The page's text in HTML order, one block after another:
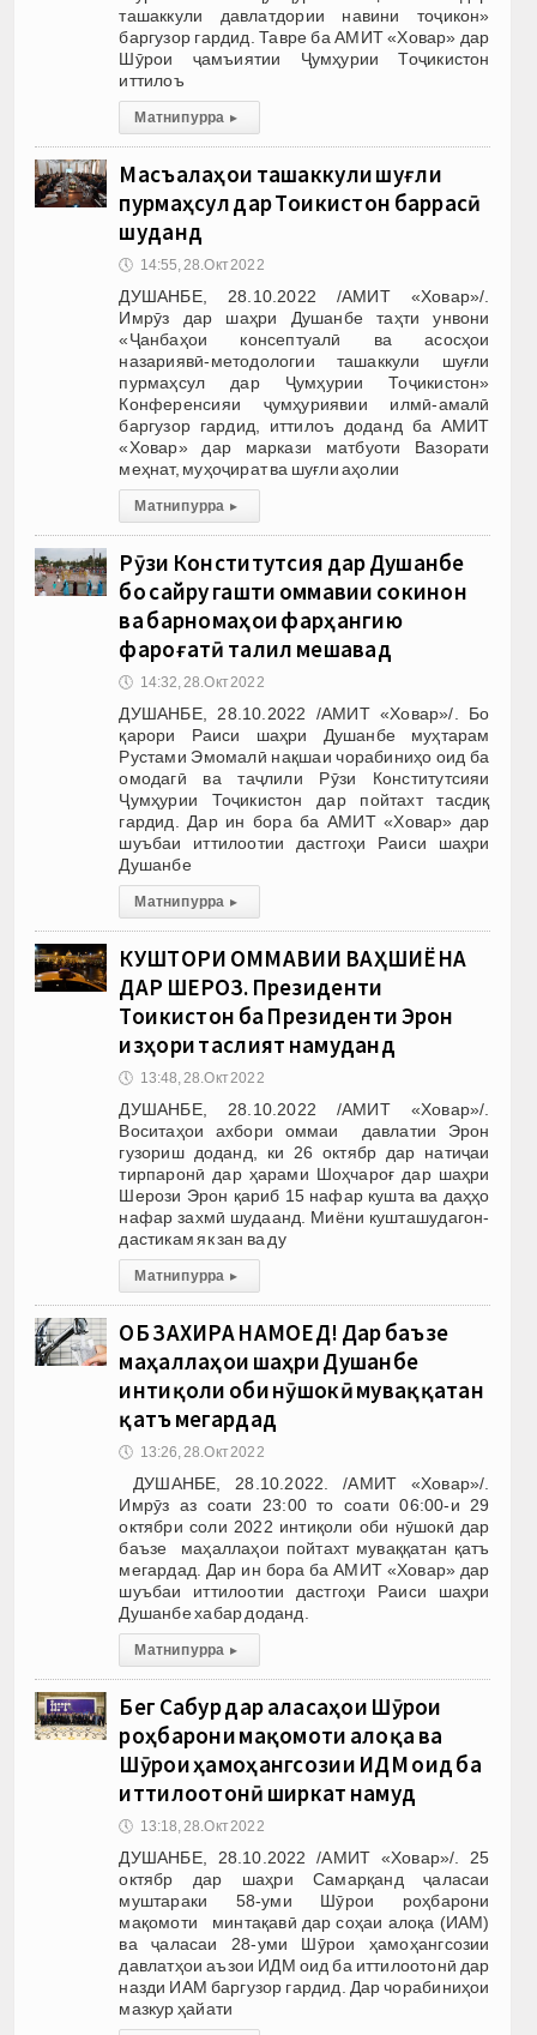
ташаккули давлатдории навини тоҷикон»
баргузор гардид. Тавре ба АМИТ «Ховар» дар
Шӯрои ҷамъиятии Ҷумҳурии Тоҷикистон
иттилоъ
Матни пурра ▸
Масъалаҳои ташаккули шуғли
пурмаҳсул дар Тоҷикистон баррасӣ
шуданд
🕔 14:55, 28.Окт 2022
ДУШАНБЕ, 28.10.2022 /АМИТ «Ховар»/.
Имрӯз дар шаҳри Душанбе таҳти унвони
«Ҷанбаҳои консептуалӣ ва асосҳои
назариявӣ-методологии ташаккули шуғли
пурмаҳсул дар Ҷумҳурии Тоҷикистон»
Конференсияи ҷумҳуриявии илмӣ-амалӣ
баргузор гардид, иттилоъ доданд ба АМИТ
«Ховар» дар маркази матбуоти Вазорати
меҳнат, муҳоҷират ва шуғли аҳолии
Матни пурра ▸
Рӯзи Конститутсия дар Душанбе
бо сайру гашти оммавии сокинон
ва барномаҳои фарҳангию
фароғатӣ таҷлил мешавад
🕔 14:32, 28.Окт 2022
ДУШАНБЕ, 28.10.2022 /АМИТ «Ховар»/. Бо
қарори Раиси шаҳри Душанбе муҳтарам
Рустами Эмомалӣ нақшаи чорабиниҳо оид ба
омодагӣ ва таҷлили Рӯзи Конститутсияи
Ҷумҳурии Тоҷикистон дар пойтахт тасдиқ
гардид. Дар ин бора ба АМИТ «Ховар» дар
шуъбаи иттилоотии дастгоҳи Раиси шаҳри
Душанбе
Матни пурра ▸
КУШТОРИ ОММАВИИ ВАҲШИЁНА
ДАР ШЕРОЗ. Президенти
Тоҷикистон ба Президенти Эрон
изҳори таслият намуданд
🕔 13:48, 28.Окт 2022
ДУШАНБЕ, 28.10.2022 /АМИТ «Ховар»/.
Воситаҳои ахбори оммаи давлатии Эрон
гузориш доданд, ки 26 октябр дар натиҷаи
тирпаронӣ дар ҳарами Шоҳчароғ дар шаҳри
Шерози Эрон қариб 15 нафар кушта ва даҳҳо
нафар захмӣ шудаанд. Миёни кушташудагон-
дастикам як зан ва ду
Матни пурра ▸
ОБ ЗАХИРА НАМОЕД! Дар баъзе
маҳаллаҳои шаҳри Душанбе
интиқоли оби нӯшокӣ муваққатан
қатъ мегардад
🕔 13:26, 28.Окт 2022
ДУШАНБЕ, 28.10.2022. /АМИТ «Ховар»/.
Имрӯз аз соати 23:00 то соати 06:00-и 29
октябри соли 2022 интиқоли оби нӯшокӣ дар
баъзе маҳаллаҳои пойтахт муваққатан қатъ
мегардад. Дар ин бора ба АМИТ «Ховар» дар
шуъбаи иттилоотии дастгоҳи Раиси шаҳри
Душанбе хабар доданд.
Матни пурра ▸
Бег Сабур дар ҷаласаҳои Шӯрои
роҳбарони мақомоти алоқа ва
Шӯрои ҳамоҳангсозии ИДМ оид ба
иттилоотонӣ ширкат намуд
🕔 13:18, 28.Окт 2022
ДУШАНБЕ, 28.10.2022 /АМИТ «Ховар»/. 25
октябр дар шаҳри Самарқанд ҷаласаи
муштараки 58-уми Шӯрои роҳбарони
мақомоти минтақавӣ дар соҳаи алоқа (ИАМ)
ва ҷаласаи 28-уми Шӯрои ҳамоҳангсозии
давлатҳои аъзои ИДМ оид ба иттилоотонӣ дар
назди ИАМ баргузор гардид. Дар чорабиниҳои
мазкур ҳайати